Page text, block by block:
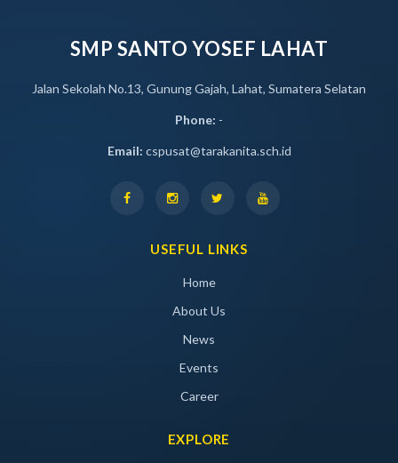
SMP SANTO YOSEF LAHAT
Jalan Sekolah No.13, Gunung Gajah, Lahat, Sumatera Selatan
Phone: -
Email: cspusat@tarakanita.sch.id
USEFUL LINKS
Home
About Us
News
Events
Career
EXPLORE